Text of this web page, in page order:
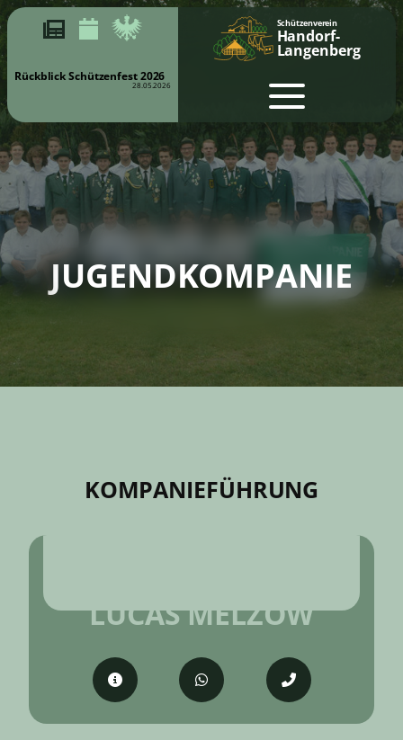
Schützenverein
Handorf-
Langenberg
Rückblick Schützenfest 2026
28.05.2026
JUGENDKOMPANIE
KOMPANIEFÜHRUNG
LUCAS MELZOW